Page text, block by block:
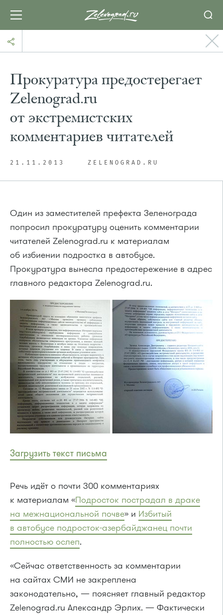
Прокуратура предостерегает
Zelenograd.ru
от экстремистских
комментариев читателей
21.11.2013 ZELENOGRAD.RU
Один из заместителей префекта Зеленограда
попросил прокуратуру оценить комментарии
читателей Zelenograd.ru к материалам
об избиении подростка в автобусе.
Прокуратура вынесла предостережение в адрес
главного редактора Zelenograd.ru.
Загрузить текст письма
Речь идёт о почти 300 комментариях
к материалам «Подросток пострадал в драке
на межнациональной почве» и Избитый
в автобусе подросток-азербайджанец почти
полностью ослеп.
«Сейчас ответственность за комментарии
на сайтах СМИ не закреплена
законодательно, — поясняет главный редактор
Zelenograd.ru Александр Эрлих. — Фактически